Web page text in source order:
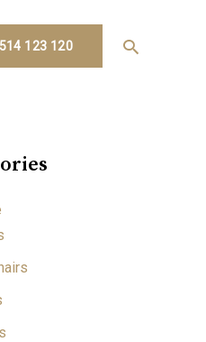
123 120 Search